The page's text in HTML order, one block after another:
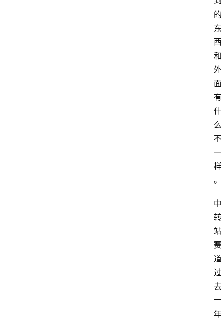
的
东
西
和
外
面
有
什
么
不
一
样
。
中
转
站
赛
道
过
去
一
年